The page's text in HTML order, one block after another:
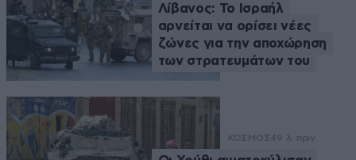
Λίβανος: Το Ισραήλ
αρνείται να ορίσει νέες
ζώνες για την αποχώρηση
των στρατευμάτων του
ΚΟΣΜΟΣ49 λ. πριν